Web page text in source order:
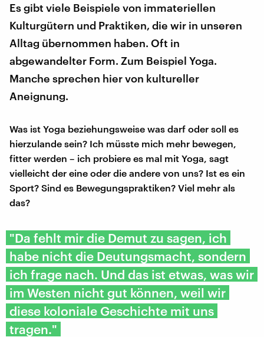
Es gibt viele Beispiele von immateriellen
Kulturgütern und Praktiken, die wir in unseren
Alltag übernommen haben. Oft in
abgewandelter Form. Zum Beispiel Yoga.
Manche sprechen hier von kultureller
Aneignung.
Was ist Yoga beziehungsweise was darf oder soll es
hierzulande sein? Ich müsste mich mehr bewegen,
fitter werden – ich probiere es mal mit Yoga, sagt
vielleicht der eine oder die andere von uns? Ist es ein
Sport? Sind es Bewegungspraktiken? Viel mehr als
das?
"Da fehlt mir die Demut zu sagen, ich
habe nicht die Deutungsmacht, sondern
ich frage nach. Und das ist etwas, was wir
im Westen nicht gut können, weil wir
diese koloniale Geschichte mit uns
tragen."